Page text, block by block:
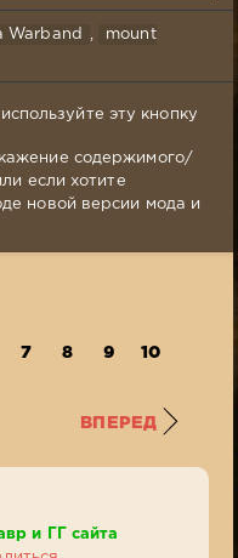
Warband
mount
эту кнопку
содержимого/
если хотите
новой версии мода и
7 8 9 10
ВПЕРЕД
и ГГ сайта